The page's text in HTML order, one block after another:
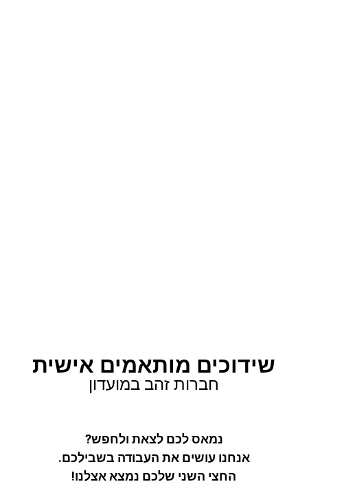
שידוכים מותאמים אישית
חברות זהב במועדון
נמאס לכם לצאת ולחפש?
אנחנו עושים את העבודה בשבילכם.
החצי השני שלכם נמצא אצלנו!